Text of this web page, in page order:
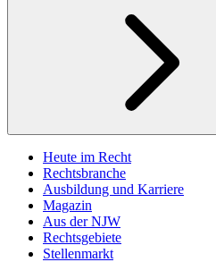
Heute im Recht
Rechtsbranche
Ausbildung und Karriere
Magazin
Aus der NJW
Rechtsgebiete
Stellenmarkt